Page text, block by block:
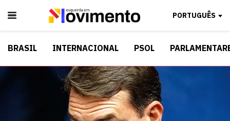
PORTUGUÊS
BRASIL INTERNACIONAL PSOL